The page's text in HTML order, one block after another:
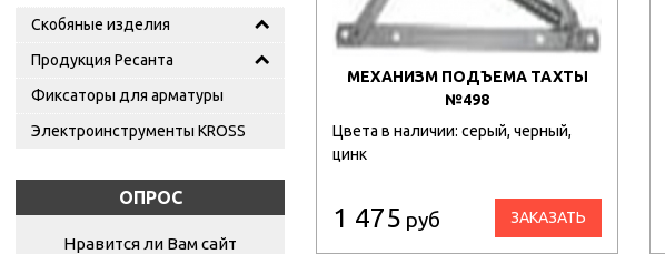
Скобяные изделия
Продукция Ресанта
Фиксаторы для арматуры
Электроинструменты KROSS
ОПРОС
Нравится ли Вам сайт
МЕХАНИЗМ ПОДЪЕМА ТАХТЫ
№498
Цвета в наличии: серый, черный,
цинк
1 475 руб ЗАКАЗАТЬ